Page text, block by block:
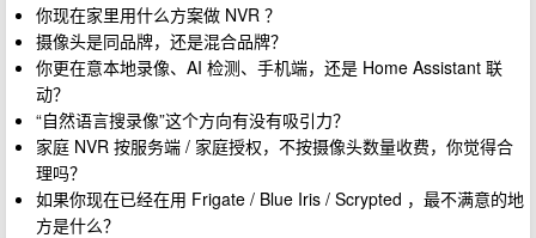
你现在家里用什么方案做 NVR ？
摄像头是同品牌，还是混合品牌？
你更在意本地录像、AI 检测、手机端，还是 Home Assistant 联
动？
“自然语言搜录像”这个方向有没有吸引力？
家庭 NVR 按服务端 / 家庭授权，不按摄像头数量收费，你觉得合
理吗？
如果你现在已经在用 Frigate / Blue Iris / Scrypted ，最不满意的地
方是什么？